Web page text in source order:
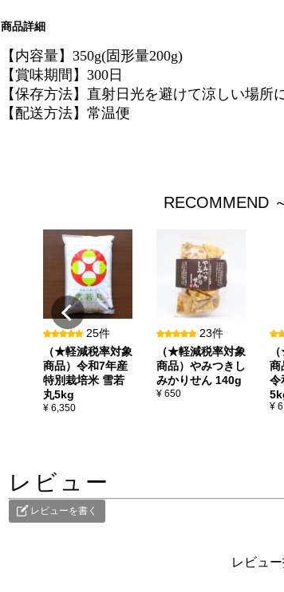
商品詳細
【内容量】350g(固形量200g)
【賞味期間】300日
【保存方法】直射日光を避けて涼しい場所
【配送方法】常温便
RECOMMEND
25件
（★軽減税率対象
商品）令和7年産
特別栽培米 雪若
丸5kg
¥ 6,350
23件
（★軽減税率対象
商品）やみつきし
みかりせん 140g
¥ 650
商
令
¥
レビュー
レビューを書く
レビュ